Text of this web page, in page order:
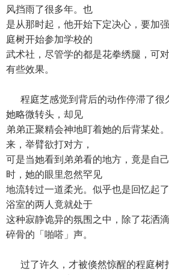
风挡雨了很多年。也
是从那时起，他开始下定决心，要加
庭树开始参加学校的
武术社，尽管学的都是花拳绣腿，可
有些效果。
程庭芝感觉到背后的动作停滞了很
她略微转头，却见
弟弟正聚精会神地盯着她的后背某处
来，举臂欲打对方，
可是当她看到弟弟看的地方，竟是自
时，她的眼里忽然罕见
地流转过一道柔光。似乎也是回忆起
浴室的两人竟就处于
这种寂静诡异的氛围之中，除了花洒
碎骨的「啪嗒」声。
过了许久，才被倏然惊醒的程庭树